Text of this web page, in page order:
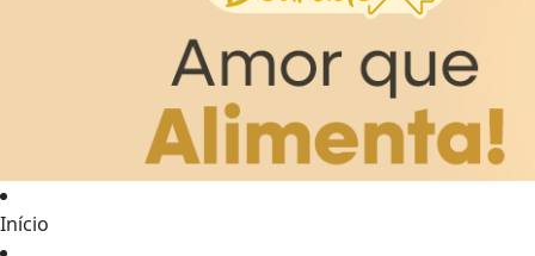
Início